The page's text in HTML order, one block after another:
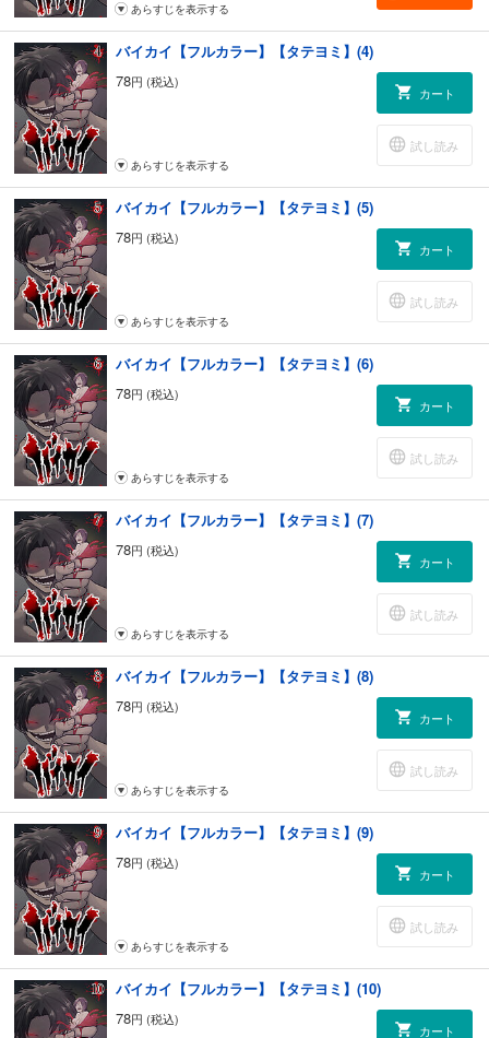
あらすじを表示する
バイカイ【フルカラー】【タテヨミ】(4)
78円 (税込)
カート
試し読み
あらすじを表示する
バイカイ【フルカラー】【タテヨミ】(5)
78円 (税込)
カート
試し読み
あらすじを表示する
バイカイ【フルカラー】【タテヨミ】(6)
78円 (税込)
カート
試し読み
あらすじを表示する
バイカイ【フルカラー】【タテヨミ】(7)
78円 (税込)
カート
試し読み
あらすじを表示する
バイカイ【フルカラー】【タテヨミ】(8)
78円 (税込)
カート
試し読み
あらすじを表示する
バイカイ【フルカラー】【タテヨミ】(9)
78円 (税込)
カート
試し読み
あらすじを表示する
バイカイ【フルカラー】【タテヨミ】(10)
78円 (税込)
カート